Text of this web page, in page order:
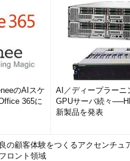
のAIスケ
365に
AI／ディープラーニ
GPUサーバ続々
新製品を発表
の顧客体験をつくるアクセンチュ
ロント領域